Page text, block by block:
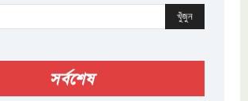
খুঁজুন
সর্বশেষ